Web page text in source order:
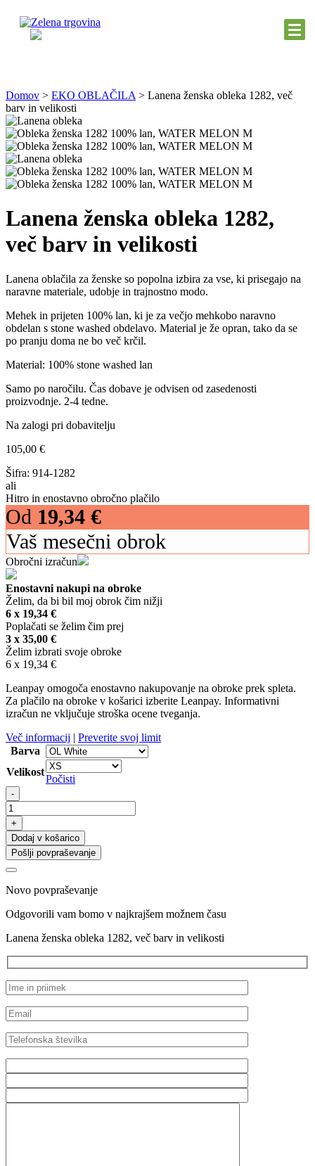
Domov > EKO OBLAČILA > Lanena ženska obleka 1282, več
barv in velikosti
Lanena ženska obleka 1282,
več barv in velikosti
Lanena oblačila za ženske so popolna izbira za vse, ki prisegajo na
naravne materiale, udobje in trajnostno modo.
Mehek in prijeten 100% lan, ki je za večjo mehkobo naravno
obdelan s stone washed obdelavo. Material je že opran, tako da se
po pranju doma ne bo več krčil.
Material: 100% stone washed lan
Samo po naročilu. Čas dobave je odvisen od zasedenosti
proizvodnje. 2-4 tedne.
Na zalogi pri dobavitelju
105,00 €
Šifra: 914-1282
ali
Hitro in enostavno obročno plačilo
Od 19,34 €
Vaš mesečni obrok
Obročni izračun
Enostavni nakupi na obroke
Želim, da bi bil moj obrok čim nižji
6 x 19,34 €
Poplačati se želim čim prej
3 x 35,00 €
Želim izbrati svoje obroke
6 x 19,34 €
Leanpay omogoča enostavno nakupovanje na obroke prek spleta.
Za plačilo na obroke v košarici izberite Leanpay. Informativni
izračun ne vključuje stroška ocene tveganja.
Več informacij | Preverite svoj limit
Barva
Velikost
Počisti
Lanena
ženska
obleka
1282,
več
barv
in
količina
-
+
Dodaj v košarico
Pošlji povpraševanje
Novo povpraševanje
Odgovorili vam bomo v najkrajšem možnem času
Lanena ženska obleka 1282, več barv in velikosti